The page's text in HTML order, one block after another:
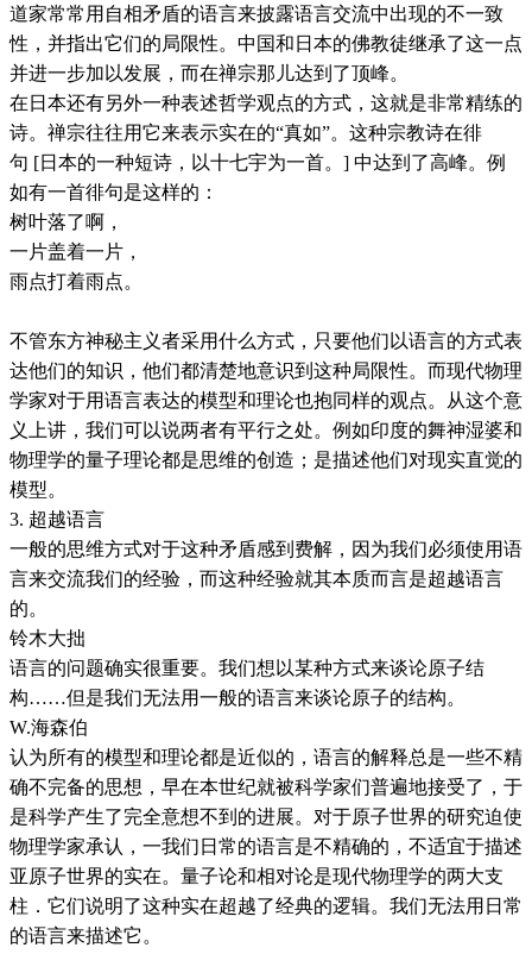
道家常常用自相矛盾的语言来披露语言交流中出现的不一致
性，并指出它们的局限性。中国和日本的佛教徒继承了这一点
并进一步加以发展，而在禅宗那儿达到了顶峰。
在日本还有另外一种表述哲学观点的方式，这就是非常精练的
诗。禅宗往往用它来表示实在的“真如”。这种宗教诗在徘
句 [日本的一种短诗，以十七宇为一首。] 中达到了高峰。例
如有一首徘句是这样的：
树叶落了啊，
一片盖着一片，
雨点打着雨点。
不管东方神秘主义者采用什么方式，只要他们以语言的方式表
达他们的知识，他们都清楚地意识到这种局限性。而现代物理
学家对于用语言表达的模型和理论也抱同样的观点。从这个意
义上讲，我们可以说两者有平行之处。例如印度的舞神湿婆和
物理学的量子理论都是思维的创造；是描述他们对现实直觉的
模型。
3. 超越语言
一般的思维方式对于这种矛盾感到费解，因为我们必须使用语
言来交流我们的经验，而这种经验就其本质而言是超越语言
的。
铃木大拙
语言的问题确实很重要。我们想以某种方式来谈论原子结
构……但是我们无法用一般的语言来谈论原子的结构。
W.海森伯
认为所有的模型和理论都是近似的，语言的解释总是一些不精
确不完备的思想，早在本世纪就被科学家们普遍地接受了，于
是科学产生了完全意想不到的进展。对于原子世界的研究迫使
物理学家承认，一我们日常的语言是不精确的，不适宜于描述
亚原子世界的实在。量子论和相对论是现代物理学的两大支
柱．它们说明了这种实在超越了经典的逻辑。我们无法用日常
的语言来描述它。